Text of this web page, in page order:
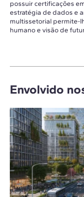
possuir certificações
estratégia de dados e
multissetorial permite-
humano e visão de
Envolvido